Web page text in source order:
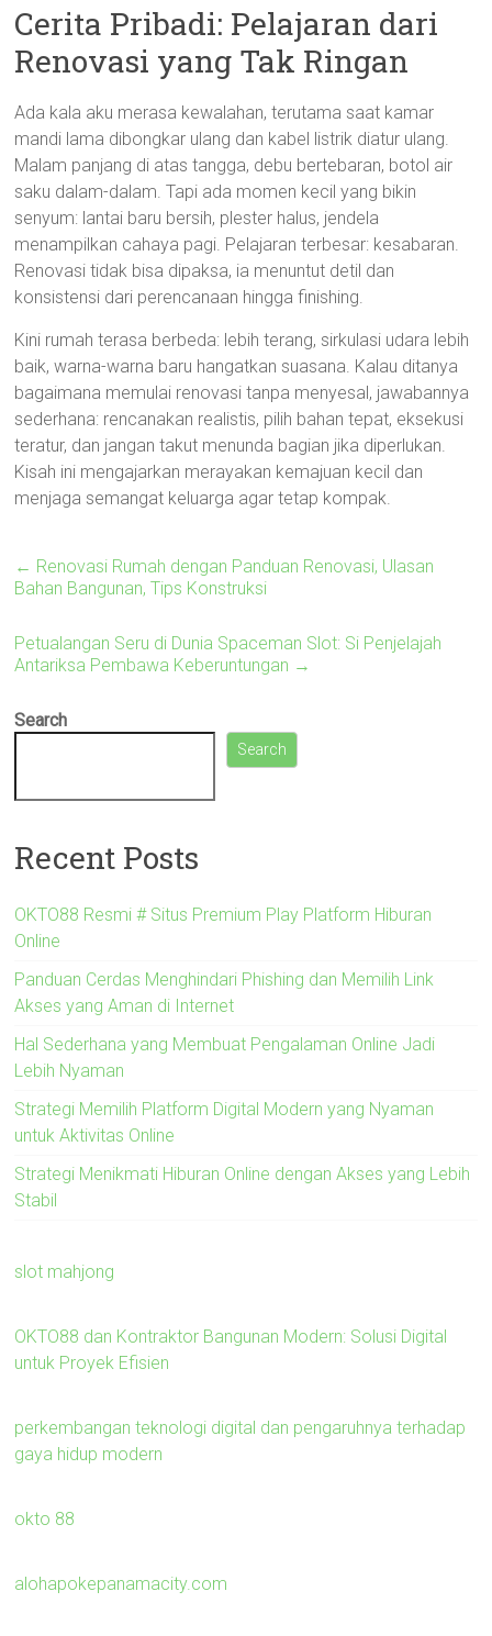
Cerita Pribadi: Pelajaran dari
Renovasi yang Tak Ringan
Ada kala aku merasa kewalahan, terutama saat kamar
mandi lama dibongkar ulang dan kabel listrik diatur ulang.
Malam panjang di atas tangga, debu bertebaran, botol air
saku dalam-dalam. Tapi ada momen kecil yang bikin
senyum: lantai baru bersih, plester halus, jendela
menampilkan cahaya pagi. Pelajaran terbesar: kesabaran.
Renovasi tidak bisa dipaksa, ia menuntut detil dan
konsistensi dari perencanaan hingga finishing.
Kini rumah terasa berbeda: lebih terang, sirkulasi udara lebih
baik, warna-warna baru hangatkan suasana. Kalau ditanya
bagaimana memulai renovasi tanpa menyesal, jawabannya
sederhana: rencanakan realistis, pilih bahan tepat, eksekusi
teratur, dan jangan takut menunda bagian jika diperlukan.
Kisah ini mengajarkan merayakan kemajuan kecil dan
menjaga semangat keluarga agar tetap kompak.
← Renovasi Rumah dengan Panduan Renovasi, Ulasan
Bahan Bangunan, Tips Konstruksi
Petualangan Seru di Dunia Spaceman Slot: Si Penjelajah
Antariksa Pembawa Keberuntungan →
Search
Search
Recent Posts
OKTO88 Resmi # Situs Premium Play Platform Hiburan
Online
Panduan Cerdas Menghindari Phishing dan Memilih Link
Akses yang Aman di Internet
Hal Sederhana yang Membuat Pengalaman Online Jadi
Lebih Nyaman
Strategi Memilih Platform Digital Modern yang Nyaman
untuk Aktivitas Online
Strategi Menikmati Hiburan Online dengan Akses yang Lebih
Stabil
slot mahjong
OKTO88 dan Kontraktor Bangunan Modern: Solusi Digital
untuk Proyek Efisien
perkembangan teknologi digital dan pengaruhnya terhadap
gaya hidup modern
okto 88
alohapokepanamacity.com